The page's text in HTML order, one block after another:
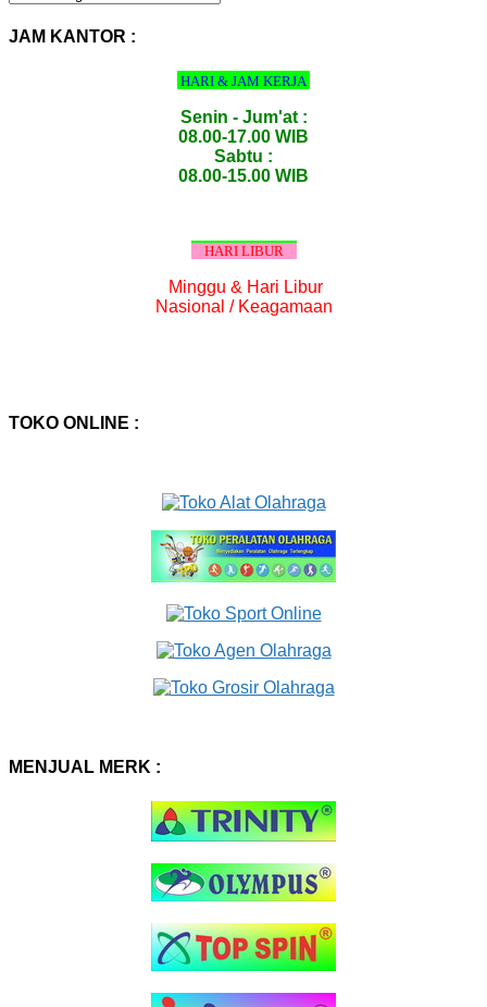
JAM KANTOR :
HARI & JAM KERJA
Senin - Jum'at :
08.00-17.00 WIB
Sabtu :
08.00-15.00 WIB
HARI LIBUR
Minggu & Hari Libur
Nasional / Keagamaan
TOKO ONLINE :
MENJUAL MERK :